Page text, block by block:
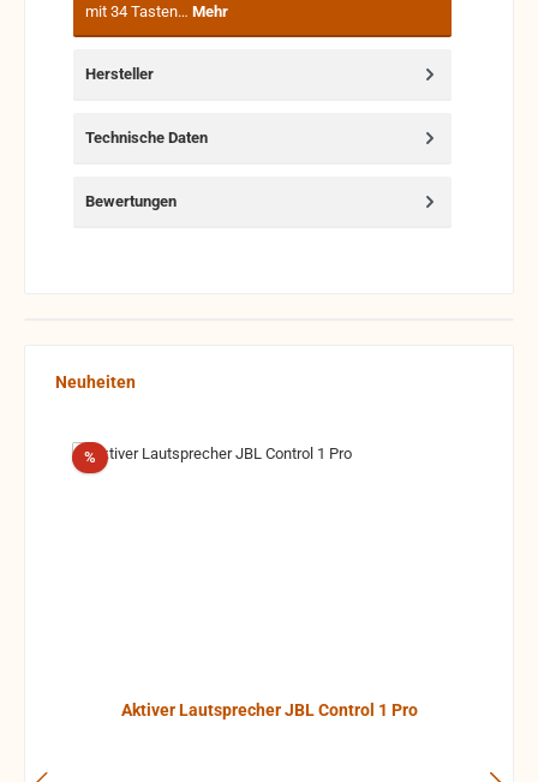
mit 34 Tasten… Mehr
Hersteller
Technische Daten
Bewertungen
Produktgalerie überspringen
Neuheiten
%Rabatt
Aktiver Lautsprecher JBL Control 1 Pro